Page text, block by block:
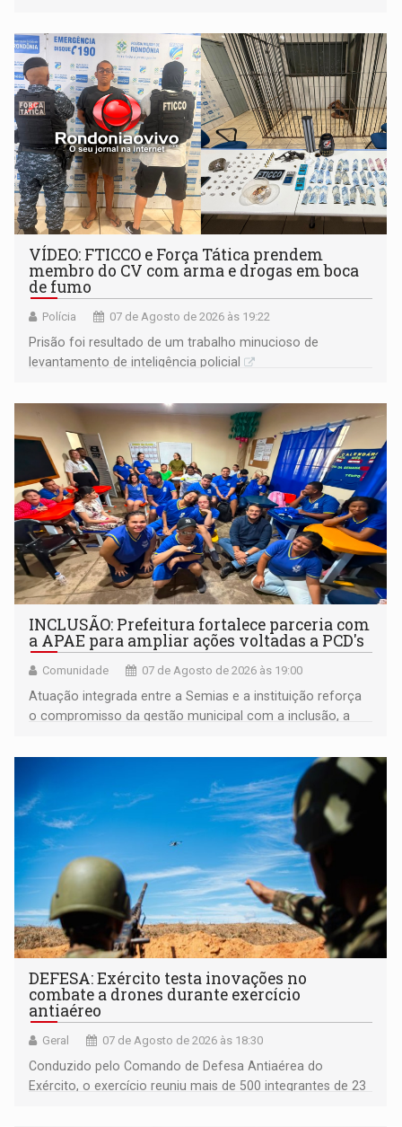
VÍDEO: FTICCO e Força Tática prendem
membro do CV com arma e drogas em boca
de fumo
Polícia 07 de Agosto de 2026 às 19:22
Prisão foi resultado de um trabalho minucioso de
levantamento de inteligência policial
INCLUSÃO: Prefeitura fortalece parceria com
a APAE para ampliar ações voltadas a PCD's
Comunidade 07 de Agosto de 2026 às 19:00
Atuação integrada entre a Semias e a instituição reforça
o compromisso da gestão municipal com a inclusão, a
DEFESA: Exército testa inovações no
combate a drones durante exercício
antiaéreo
Geral 07 de Agosto de 2026 às 18:30
Conduzido pelo Comando de Defesa Antiaérea do
Exército, o exercício reuniu mais de 500 integrantes de 23